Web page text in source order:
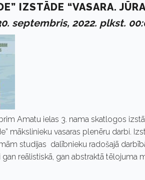
IZSTĀDE “VASARA.
septembris, 2022. plkst.
Amatu ielas 3. nama skatlogos
mākslinieku vasaras plenēru darbi.
studijas dalībnieku radošajā
reālistiskā, gan abstraktā tēlojuma